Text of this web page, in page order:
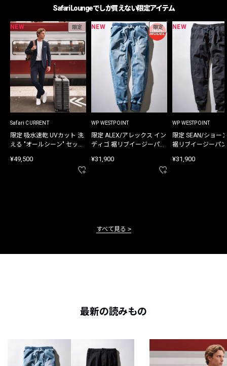
Safari Loungeでしか買えない限定アイテム
NEW 限定
Safari CURRENT
限定 吸水速乾 UVカット 洗
える "オールシーン" セット
¥49,500
NEW 限定
WP WESTPOINT
限定 ALEX/アレックス イン
ディゴ 裾リブイージーパン
¥31,900
NEW
WP WESTPOINT
限定 SEAN/ショー
裾リブイージーパ
¥31,900
すべて見る
最新の読みもの